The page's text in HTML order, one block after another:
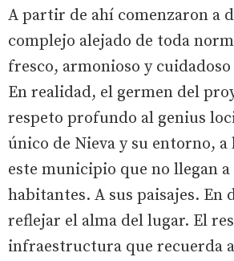
A partir de ahí comenzaron a
complejo alejado de toda
fresco, armonioso y
En realidad, el germen del
respeto profundo al genius
único de Nieva y su entorno, a
este municipio que no llegan a
habitantes. A sus paisajes. En
reflejar el alma del lugar. El
infraestructura que recuerda